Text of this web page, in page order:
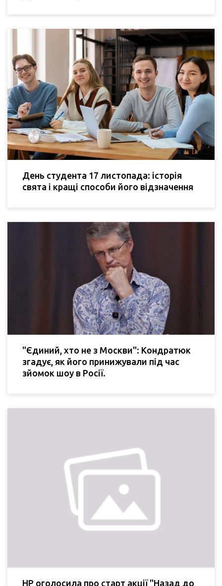
День студента 17 листопада: історія
свята і кращі способи його відзначення
"Єдиний, хто не з Москви": Кондратюк
згадує, як його принижували під час
зйомок шоу в Росії.
HP оголосила про старт акції "Назад до